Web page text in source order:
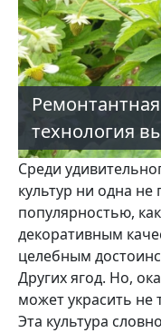
технология
Среди
культур ни одна не
популярностью,
декоративным
целебным
Других ягод. Но,
может украсить не
Эта культура